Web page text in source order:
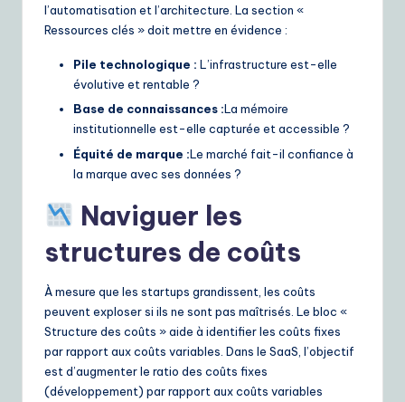
l’automatisation et l’architecture. La section «
Ressources clés » doit mettre en évidence :
Pile technologique : L’infrastructure est-elle
évolutive et rentable ?
Base de connaissances :La mémoire
institutionnelle est-elle capturée et accessible ?
Équité de marque :Le marché fait-il confiance à
la marque avec ses données ?
Naviguer les
structures de coûts
À mesure que les startups grandissent, les coûts
peuvent exploser si ils ne sont pas maîtrisés. Le bloc «
Structure des coûts » aide à identifier les coûts fixes
par rapport aux coûts variables. Dans le SaaS, l’objectif
est d’augmenter le ratio des coûts fixes
(développement) par rapport aux coûts variables